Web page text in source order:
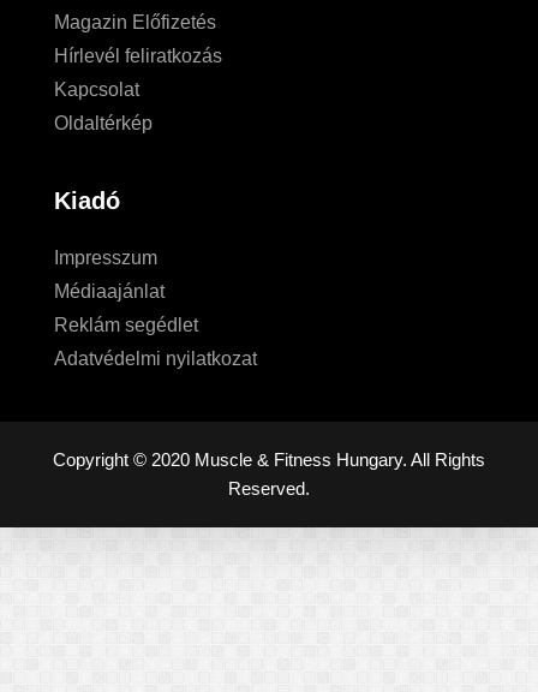
Magazin Előfizetés
Hírlevél feliratkozás
Kapcsolat
Oldaltérkép
Kiadó
Impresszum
Médiaajánlat
Reklám segédlet
Adatvédelmi nyilatkozat
Copyright © 2020 Muscle & Fitness Hungary. All Rights
Reserved.